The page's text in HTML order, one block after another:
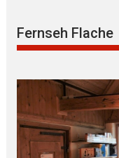
Fernseh Flache